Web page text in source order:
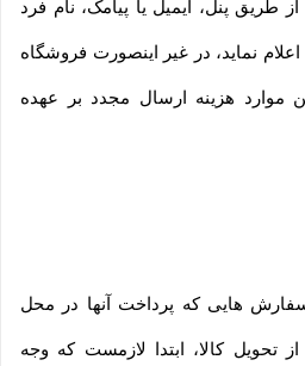
طریق پنل، ایمیل یا پیامک، نام فرد
نماید، در غیر اینصورت فروشگاه
موارد هزینه ارسال مجدد بر عهده
هایی که پرداخت آنها در محل
کالا، ابتدا لازمست که وجه